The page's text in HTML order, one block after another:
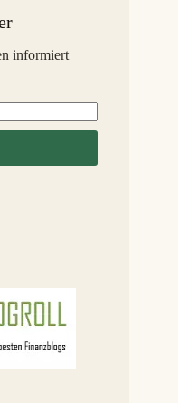
2,6 % S
-6,3 % S
informiert